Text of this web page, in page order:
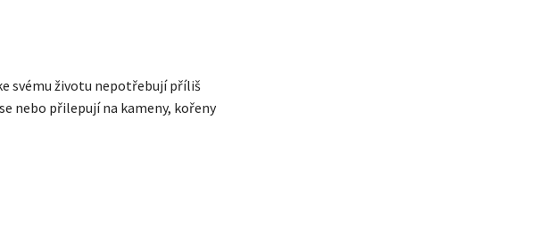
svému životu nepotřebují příliš
nebo přilepují na kameny, kořeny